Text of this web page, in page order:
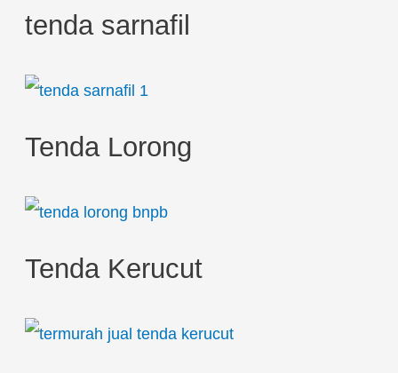
tenda sarnafil
Tenda Lorong
Tenda Kerucut